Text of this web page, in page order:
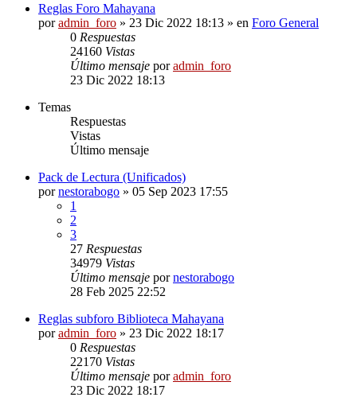
Reglas Foro Mahayana
poradmin_foro » 23 Dic 2022 18:13 » en Foro General
0 Respuestas
24160 Vistas
Último mensaje poradmin_foro
23 Dic 2022 18:13
Temas
Respuestas
Vistas
Último mensaje
Pack de Lectura (Unificados)
pornestorabogo » 05 Sep 2023 17:55
1
2
3
27 Respuestas
34979 Vistas
Último mensaje pornestorabogo
28 Feb 2025 22:52
Reglas subforo Biblioteca Mahayana
poradmin_foro » 23 Dic 2022 18:17
0 Respuestas
22170 Vistas
Último mensaje poradmin_foro
23 Dic 2022 18:17